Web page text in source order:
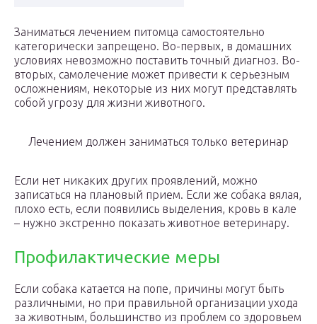
Заниматься лечением питомца самостоятельно
категорически запрещено. Во-первых, в домашних
условиях невозможно поставить точный диагноз. Во-
вторых, самолечение может привести к серьезным
осложнениям, некоторые из них могут представлять
собой угрозу для жизни животного.
Лечением должен заниматься только ветеринар
Если нет никаких других проявлений, можно
записаться на плановый прием. Если же собака вялая,
плохо есть, если появились выделения, кровь в кале
– нужно экстренно показать животное ветеринару.
Профилактические меры
Если собака катается на попе, причины могут быть
различными, но при правильной организации ухода
за животным, большинство из проблем со здоровьем